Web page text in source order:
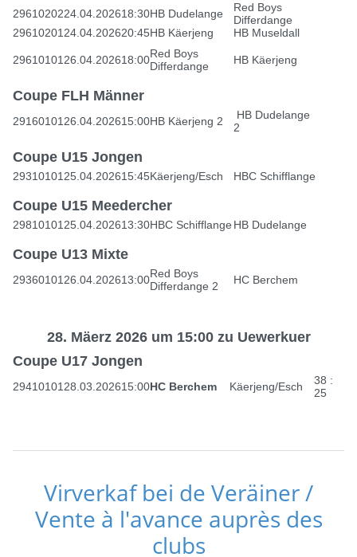
2961020224.04.202618:30HB Dudelange
Red Boys
Differdange
2961020124.04.202620:45HB Käerjeng HB Museldall
2961010126.04.202618:00Red Boys
Differdange
HB Käerjeng
Coupe FLH Männer
2916010126.04.202615:00HB Käerjeng 2
HB Dudelange
2
Coupe U15 Jongen
2931010125.04.202615:45Käerjeng/Esch HBC Schifflange
Coupe U15 Meedercher
2981010125.04.202613:30HBC Schifflange HB Dudelange
Coupe U13 Mixte
2936010126.04.202613:00Red Boys
Differdange 2
HC Berchem
28. Mäerz 2026 um 15:00 zu Uewerkuer
Coupe U17 Jongen
2941010128.03.202615:00HC Berchem Käerjeng/Esch
38 :
25
Virverkaf bei de Veräiner /
Vente à l'avance auprès des
clubs